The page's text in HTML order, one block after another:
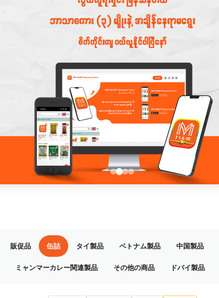
販促品 缶詰 タイ製品 ベトナム製品 中国製品
ミャンマーカレー関連製品 その他の商品 ドバイ製品